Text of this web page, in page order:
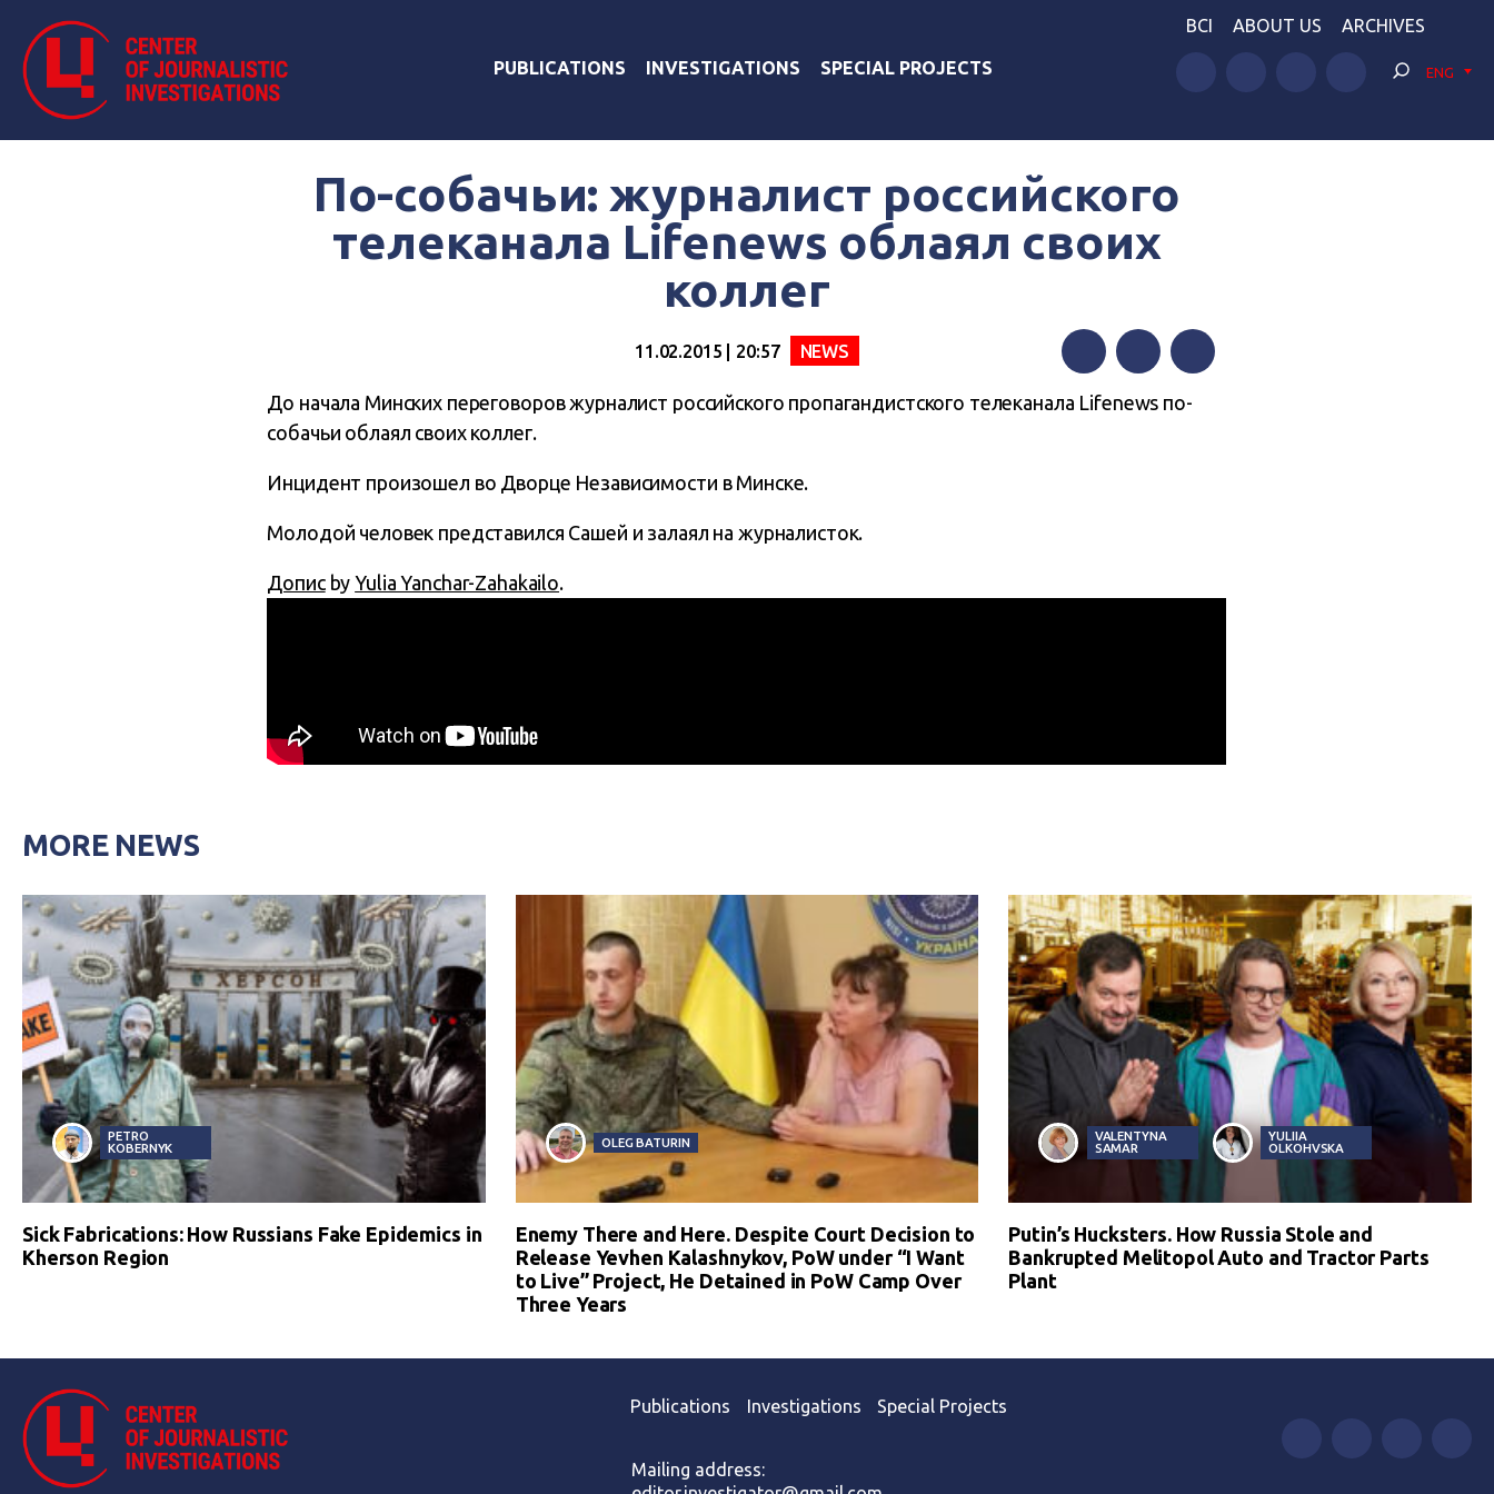
PUBLICATIONS INVESTIGATIONS SPECIAL PROJECTS
BCI ABOUT US ARCHIVES
ENG
По-собачьи: журналист российского
телеканала Lifenews облаял своих
коллег
11.02.2015 | 20:57 NEWS
FacebookTwitterTelegram
До начала Минских переговоров журналист российского пропагандистского телеканала Lifenews по-
собачьи облаял своих коллег.
Инцидент произошел во Дворце Независимости в Минске.
Молодой человек представился Сашей и залаял на журналисток.
ДописbyYulia Yanchar-Zahakailo.
MORE NEWS
PETRO
KOBERNYK
Sick Fabrications: How Russians Fake Epidemics in
Kherson Region
OLEG BATURIN
Enemy There and Here. Despite Court Decision to
Release Yevhen Kalashnykov, PoW under “I Want
to Live” Project, He Detained in PoW Camp Over
Three Years
VALENTYNA
SAMAR
YULIIA
OLKOHVSKA
Putin’s Hucksters. How Russia Stole and
Bankrupted Melitopol Auto and Tractor Parts
Plant
Publications Investigations Special Projects
Mailing address: